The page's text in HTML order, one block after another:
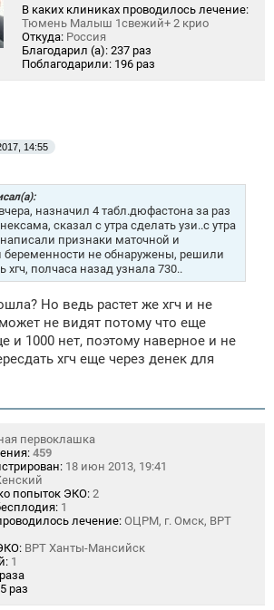
В каких клиниках проводилось лечение:
Тюмень Малыш 1свежий+ 2 крио
Откуда: Россия
Благодарил (а): 237 раз
Поблагодарили: 196 раз
14:55
назначил 4 табл.дюфастона за раз
сказал с утра сделать узи..с утра
признаки маточной и
беременности не обнаружены, решили
хгч, полчаса назад узнала 730..
Но ведь растет же хгч и не
не видят потому что еще
и 1000 нет, поэтому наверное и не
хгч еще через денек для
первоклашка
459
18 июн 2013, 19:41
попыток ЭКО: 2
1
лечение: ОЦРМ, г. Омск, ВРТ
ВРТ Ханты-Мансийск
1
раз